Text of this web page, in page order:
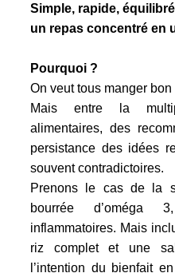
Simple, rapide,
un repas concentré en
Pourquoi ?
On veut tous manger bon
Mais entre la
alimentaires, des
persistance des idées
souvent contradictoires.
Prenons le cas de la
bourrée d’oméga
inflammatoires. Mais
riz complet et une
l’intention du bienfait